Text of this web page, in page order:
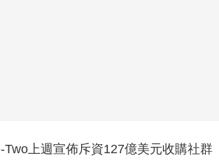
Two上週宣佈斥資127億美元收購社群